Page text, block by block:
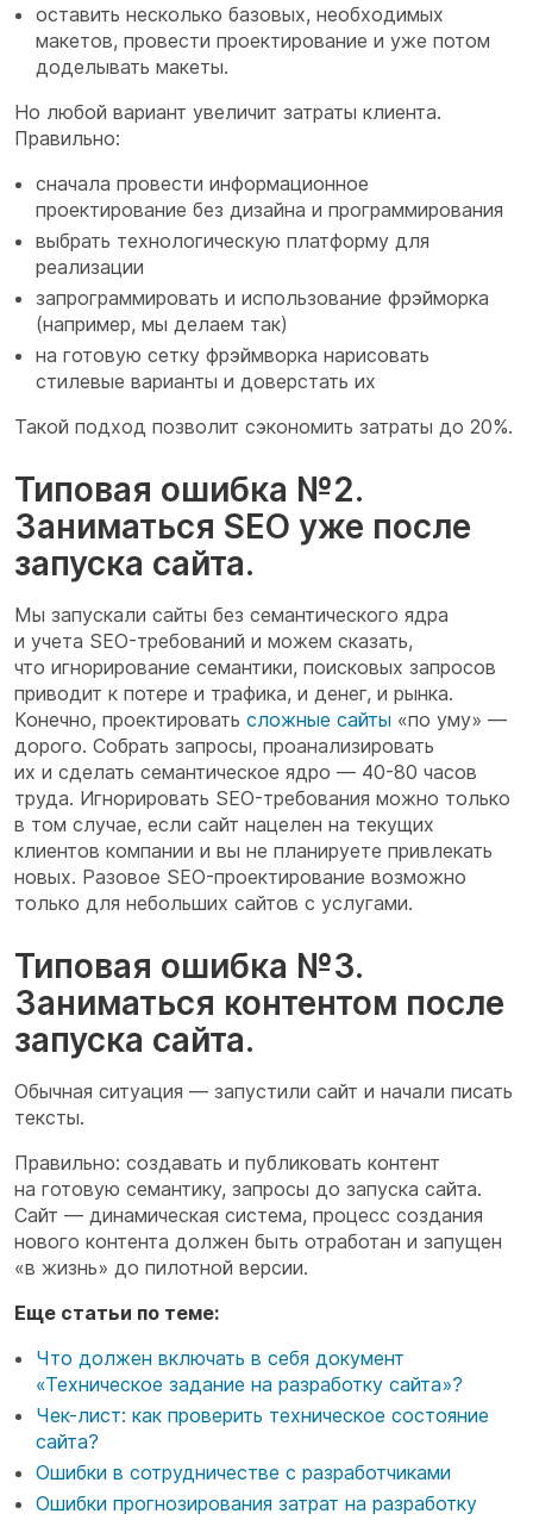
оставить несколько базовых, необходимых
макетов, провести проектирование и уже потом
доделывать макеты.
Но любой вариант увеличит затраты клиента.
Правильно:
сначала провести информационное
проектирование без дизайна и программирования
выбрать технологическую платформу для
реализации
запрограммировать и использование фрэйморка
(например, мы делаем так)
на готовую сетку фрэймворка нарисовать
стилевые варианты и доверстать их
Такой подход позволит сэкономить затраты до 20%.
Типовая ошибка №2.
Заниматься SEO уже после
запуска сайта.
Мы запускали сайты без семантического ядра
и учета SEO-требований и можем сказать,
что игнорирование семантики, поисковых запросов
приводит к потере и трафика, и денег, и рынка.
Конечно, проектировать сложные сайты «по уму» —
дорого. Собрать запросы, проанализировать
их и сделать семантическое ядро — 40-80 часов
труда. Игнорировать SEO-требования можно только
в том случае, если сайт нацелен на текущих
клиентов компании и вы не планируете привлекать
новых. Разовое SEO-проектирование возможно
только для небольших сайтов с услугами.
Типовая ошибка №3.
Заниматься контентом после
запуска сайта.
Обычная ситуация — запустили сайт и начали писать
тексты.
Правильно: создавать и публиковать контент
на готовую семантику, запросы до запуска сайта.
Сайт — динамическая система, процесс создания
нового контента должен быть отработан и запущен
«в жизнь» до пилотной версии.
Еще статьи по теме:
Что должен включать в себя документ
«Техническое задание на разработку сайта»?
Чек-лист: как проверить техническое состояние
сайта?
Ошибки в сотрудничестве с разработчиками
Ошибки прогнозирования затрат на разработку